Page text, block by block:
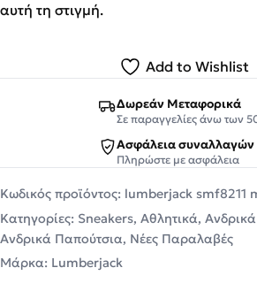
αυτή τη στιγμή.
Add to Wishlist
Δωρεάν Μεταφορικά
Σε παραγγελίες άνω των
Ασφάλεια συναλλαγών
Πληρώστε με ασφάλεια
Κωδικός προϊόντος: lumberjack smf8211
Κατηγορίες: Sneakers, Αθλητικά,
Ανδρικά Παπούτσια, Νέες Παραλαβές
Μάρκα: Lumberjack